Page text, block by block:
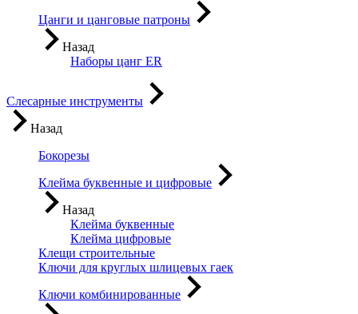
Цанги и цанговые патроны
Назад
Наборы цанг ER
Слесарные инструменты
Назад
Бокорезы
Клейма буквенные и цифровые
Назад
Клейма буквенные
Клейма цифровые
Клещи строительные
Ключи для круглых шлицевых гаек
Ключи комбинированные